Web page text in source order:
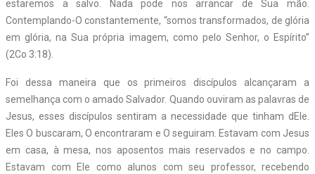
estaremos a salvo. Nada pode nos arrancar de Sua mão.
Contemplando-O constantemente, “somos transformados, de glória
em glória, na Sua própria imagem, como pelo Senhor, o Espírito”
(2Co 3:18).
Foi dessa maneira que os primeiros discípulos alcançaram a
semelhança com o amado Salvador. Quando ouviram as palavras de
Jesus, esses discípulos sentiram a necessidade que tinham dEle.
Eles O buscaram, O encontraram e O seguiram. Estavam com Jesus
em casa, à mesa, nos aposentos mais reservados e no campo.
Estavam com Ele como alunos com seu professor, recebendo